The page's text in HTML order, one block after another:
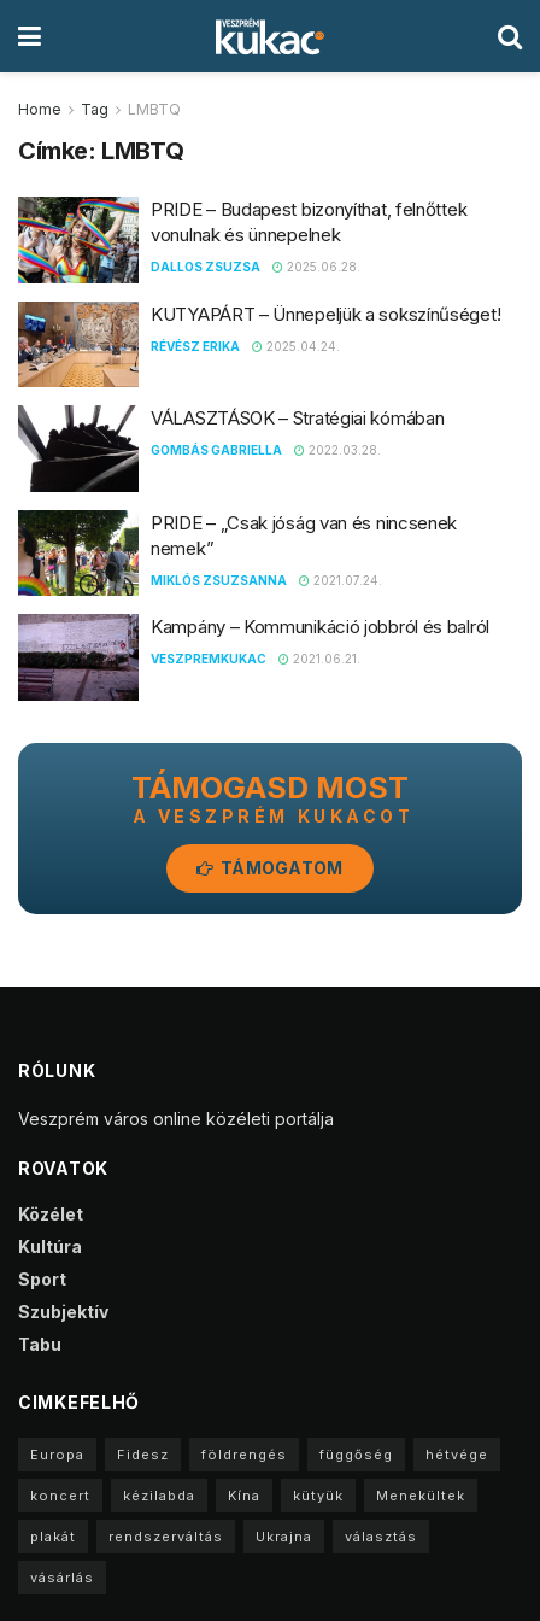
Home Tag LMBTQ
Címke: LMBTQ
PRIDE – Budapest bizonyíthat, felnőttek
vonulnak és ünnepelnek
DALLOS ZSUZSA 2025.06.28.
KUTYAPÁRT – Ünnepeljük a sokszínűséget!
RÉVÉSZ ERIKA 2025.04.24.
VÁLASZTÁSOK – Stratégiai kómában
GOMBÁS GABRIELLA 2022.03.28.
PRIDE – „Csak jóság van és nincsenek
nemek”
MIKLÓS ZSUZSANNA 2021.07.24.
Kampány – Kommunikáció jobbról és balról
VESZPREMKUKAC 2021.06.21.
TÁMOGASD MOST
A VESZPRÉM KUKACOT
TÁMOGATOM
RÓLUNK
Veszprém város online közéleti portálja
ROVATOK
Közélet
Kultúra
Sport
Szubjektív
Tabu
CIMKEFELHŐ
Europa Fidesz földrengés függőség hétvége
koncert kézilabda Kína kütyük Menekültek
plakát rendszerváltás Ukrajna választás
vásárlás